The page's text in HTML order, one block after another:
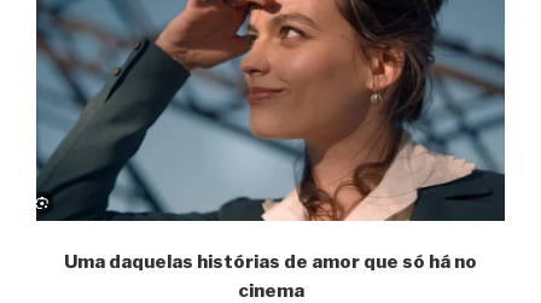
Uma daquelas histórias de amor que só há no
cinema